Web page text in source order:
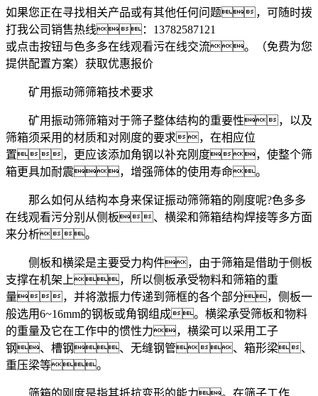
如果您正在寻找相关产品或有其他任何问题，可随时拨
打我公司销售热线： 13782587121
或点击按钮与色多多在线观看污在线交流。（免费为您
提供配置方案） 获取优惠报价
矿用振动筛筛箱技术要求
矿用振动筛筛箱对于筛子整体结构的重要性，以及
筛箱须采用的材质和对刚度的要求，在相应位
置，更应该添加角钢以补充刚度，使整个筛
箱更具加耐震，增强筛体的使用寿命。
那么如何从结构本身来保证振动筛筛箱的刚度呢?色多多
在线观看污分别从侧板、横梁和筛箱结构焊接等多方面
来分析。
侧板和横梁是主要受力构件，由于筛箱是借助于侧板
支撑在机架上，所以侧板承受物料和筛箱的重
量，并将激振力传递到筛框的各个部分，侧板一
般选用6~16mm的钢板或角钢组成。横梁承受筛板和物料
的重量及它在工作中的惯性力，横梁可以采用工子
钢、槽钢、无缝钢管、箱形梁、
重压梁等。
筛箱的刚度是指其抵抗变形的能力。在筛子工作